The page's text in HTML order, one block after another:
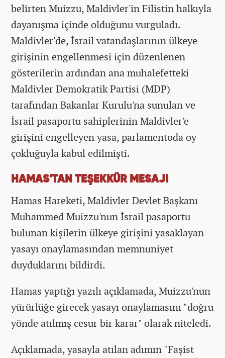
belirten Muizzu, Maldivler'in Filistin halkıyla
dayanışma içinde olduğunu vurguladı.
Maldivler'de, İsrail vatandaşlarının ülkeye
girişinin engellenmesi için düzenlenen
gösterilerin ardından ana muhalefetteki
Maldivler Demokratik Partisi (MDP)
tarafından Bakanlar Kurulu'na sunulan ve
İsrail pasaportu sahiplerinin Maldivler'e
girişini engelleyen yasa, parlamentoda oy
çokluğuyla kabul edilmişti.
HAMAS'TAN TEŞEKKÜR MESAJI
Hamas Hareketi, Maldivler Devlet Başkanı
Muhammed Muizzu'nun İsrail pasaportu
bulunan kişilerin ülkeye girişini yasaklayan
yasayı onaylamasından memnuniyet
duyduklarını bildirdi.
Hamas yaptığı yazılı açıklamada, Muizzu'nun
yürürlüğe girecek yasayı onaylamasını "doğru
yönde atılmış cesur bir karar" olarak niteledi.
Açıklamada, yasayla atılan adımın "Faşist